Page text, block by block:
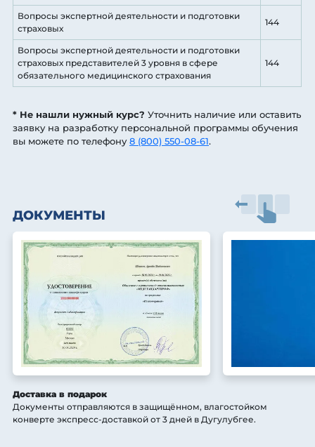
Вопросы экспертной деятельности и подготовки
страховых
144
Вопросы экспертной деятельности и подготовки
страховых представителей 3 уровня в сфере
обязательного медицинского страхования
144
* Не нашли нужный курс? Уточнить наличие или оставить
заявку на разработку персональной программы обучения
вы можете по телефону8 (800) 550-08-61.
ДОКУМЕНТЫ
Доставка в подарок
Документы отправляются в защищённом, влагостойком
конверте экспресс-доставкой от 3 дней в Дугулубгее.